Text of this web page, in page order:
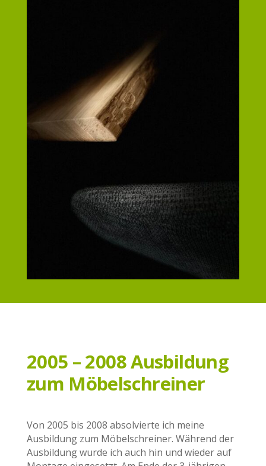
2005 – 2008 Ausbildung
zum Möbelschreiner
Von 2005 bis 2008 absolvierte ich meine
Ausbildung zum Möbelschreiner. Während der
Ausbildung wurde ich auch hin und wieder auf